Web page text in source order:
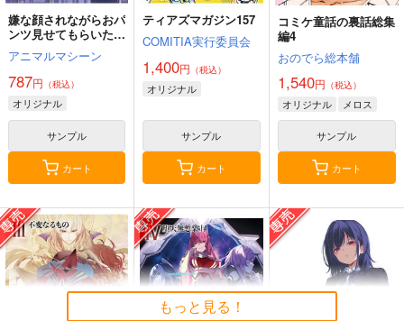
嫌な顔されながらおパ
ンツ見せてもらいたい
本14
アニマルマシーン
787円 （税込）
オリジナル
サンプル
カート
ティアズマガジン157
COMITIA実行委員会
1,400円 （税込）
オリジナル
サンプル
カート
コミケ童話の裏話総集
編4
おのでら総本舗
1,540円 （税込）
オリジナル メロス
サンプル
カート
もっと見る！